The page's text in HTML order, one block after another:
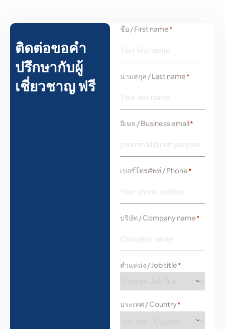
ติดต่อขอคำ
ปรึกษากับผู้
เชี่ยวชาญ ฟรี
ชื่อ / First name*
นามสกุล / Last name*
อีเมล / Business email*
เบอร์โทรศัพท์ / Phone*
บริษัท / Company name*
ตำแหน่ง / Job title*
ประเทศ / Country*